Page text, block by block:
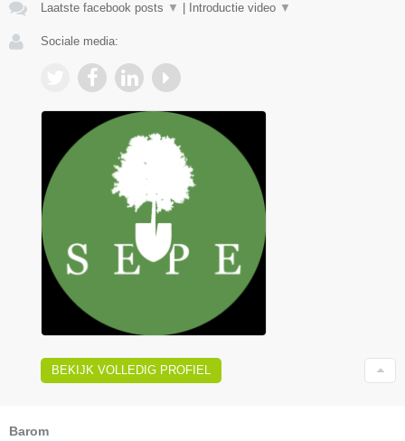
Laatste facebook posts ▼ Introductie video ▼
Sociale media:
BEKIJK VOLLEDIG PROFIEL
Barom